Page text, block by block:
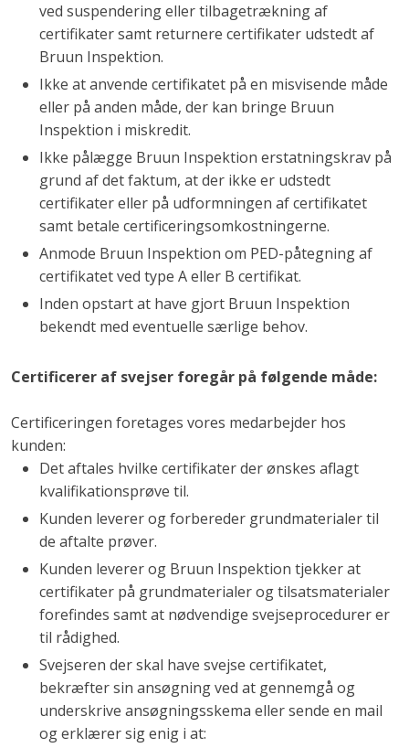
ved suspendering eller tilbagetrækning af
certifikater samt returnere certifikater udstedt af
Bruun Inspektion.
Ikke at anvende certifikatet på en misvisende måde
eller på anden måde, der kan bringe Bruun
Inspektion i miskredit.
Ikke pålægge Bruun Inspektion erstatningskrav på
grund af det faktum, at der ikke er udstedt
certifikater eller på udformningen af certifikatet
samt betale certificeringsomkostningerne.
Anmode Bruun Inspektion om PED-påtegning af
certifikatet ved type A eller B certifikat.
Inden opstart at have gjort Bruun Inspektion
bekendt med eventuelle særlige behov.
Certificerer af svejser foregår på følgende måde:
Certificeringen foretages vores medarbejder hos
kunden:
Det aftales hvilke certifikater der ønskes aflagt
kvalifikationsprøve til.
Kunden leverer og forbereder grundmaterialer til
de aftalte prøver.
Kunden leverer og Bruun Inspektion tjekker at
certifikater på grundmaterialer og tilsatsmaterialer
forefindes samt at nødvendige svejseprocedurer er
til rådighed.
Svejseren der skal have svejse certifikatet,
bekræfter sin ansøgning ved at gennemgå og
underskrive ansøgningsskema eller sende en mail
og erklærer sig enig i at: